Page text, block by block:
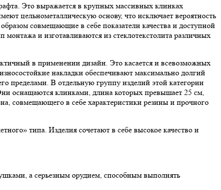
Это выражается в крупных массивных клинках
цельнометаллическую основу, что исключает вероятность
совмещающие в себе показатели качества и доступной
и изготавливаются из стеклотекстолита различных
в применении дизайн. Это касается и всевозможных
накладки обеспечивают максимально долгий
пределами. В отдельную группу изделий этой категории
оснащаются клинками, длина которых превышает 25 см,
совмещающего в себе характеристики резины и прочного
типа. Изделия сочетают в себе высокое качество и
а серьезным орудием, способным выполнять